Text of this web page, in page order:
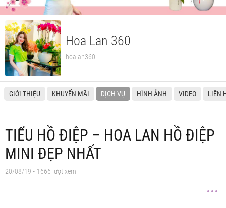
Hoa Lan 360
hoalan360
GIỚI THIỆU KHUYẾN MÃI DỊCH VỤ HÌNH ẢNH VIDEO LIÊN
TIỂU HỒ ĐIỆP – HOA LAN HỒ ĐIỆP
MINI ĐẸP NHẤT
20/08/19 • 1666 lượt xem